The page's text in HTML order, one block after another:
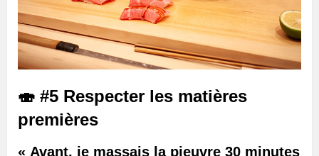
🍣 #5 Respecter les matières
premières
« Avant, je massais la pieuvre 30 minutes